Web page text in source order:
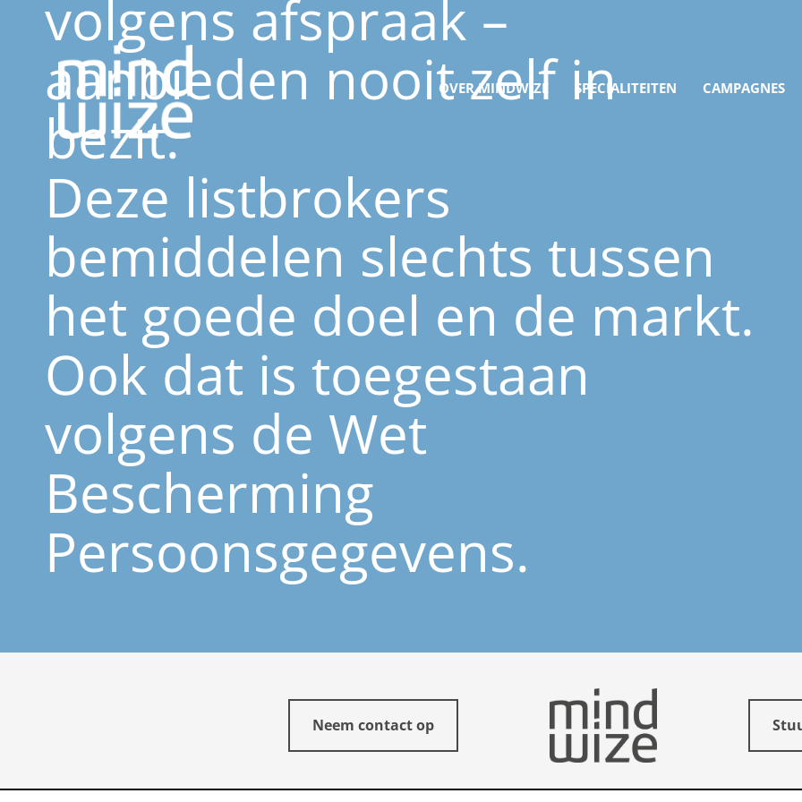
OVER MINDWIZE SPECIALITEITEN CAMPAGNES
volgens afspraak –
aanbieden nooit zelf in
bezit.
Deze listbrokers
bemiddelen slechts tussen
het goede doel en de markt.
Ook dat is toegestaan
volgens de Wet
Bescherming
Persoonsgegevens.
Neem contact op